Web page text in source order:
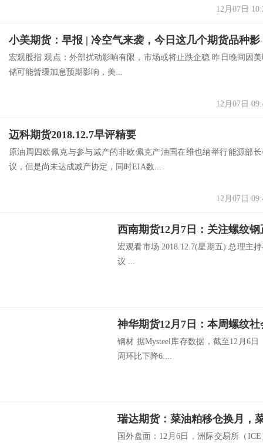
12月07日
小美期货：早
宏观股指 观点：外部扰动影响有限，市场或将止跌企稳 昨日晚间因
储可能暂缓加息预期影响，美...
12月07日
迈科期货2018.12.7早评精要
原油周四欧佩克与参与减产的非欧佩克产油国在维也纳举行能源部
议，但是尚未达成减产协定，同时EIA数...
12月07日
西南期货12月7日：关注螺纹
宏观看市场 2018.12.7(星期五) 总理主
议 ...
钢材 据Mysteel库存数据，截至12月6
周环比下降6....
瑞达期货：菜油粕移仓换月，
国外盘面：12月6日，洲际交易所（